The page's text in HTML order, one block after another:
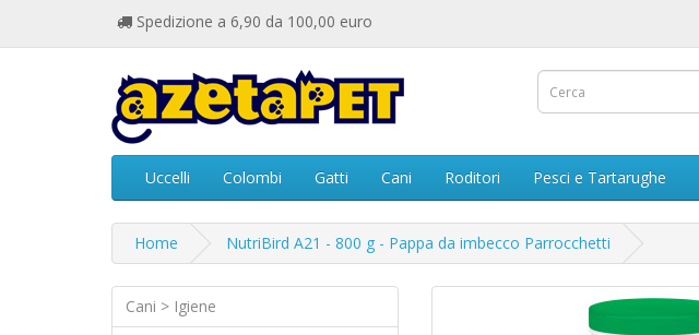
Spedizione a 6,90 da 100,00 euro
Uccelli Colombi Gatti Cani Roditori Pesci e Tartarughe
Home NutriBird A21 - 800 g - Pappa da imbecco Parrocchetti
Cani > Igiene